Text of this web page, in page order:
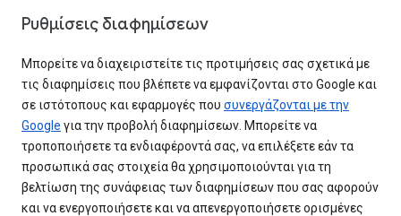
Ρυθμίσεις διαφημίσεων
Μπορείτε να διαχειριστείτε τις προτιμήσεις σας σχετικά με
τις διαφημίσεις που βλέπετε να εμφανίζονται στο Google και
σε ιστότοπους και εφαρμογές που συνεργάζονται με την
Google για την προβολή διαφημίσεων. Μπορείτε να
τροποποιήσετε τα ενδιαφέροντά σας, να επιλέξετε εάν τα
προσωπικά σας στοιχεία θα χρησιμοποιούνται για τη
βελτίωση της συνάφειας των διαφημίσεων που σας αφορούν
και να ενεργοποιήσετε και να απενεργοποιήσετε ορισμένες